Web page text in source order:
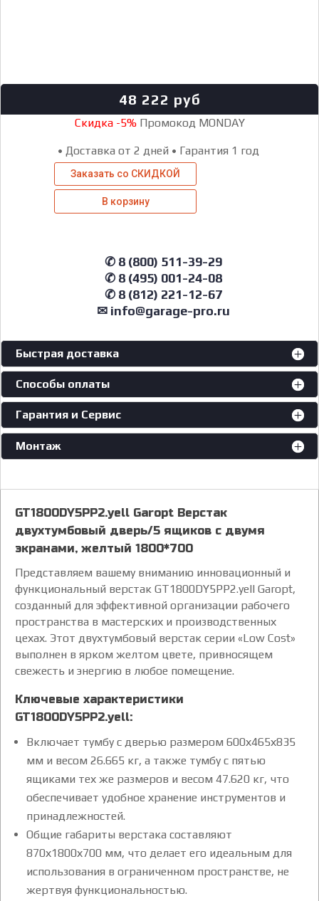
48 222 руб
Скидка -5%Промокод MONDAY
• Доставка от 2 дней • Гарантия 1 год
Заказать со СКИДКОЙ
В корзину
✆ 8 (800) 511-39-29
✆ 8 (495) 001-24-08
✆ 8 (812) 221-12-67
✉ info@garage-pro.ru
Быстрая доставка
Способы оплаты
Гарантия и Сервис
Монтаж
GT1800DY5PP2.yell Garopt Верстак
двухтумбовый дверь/5 ящиков с двумя
экранами, желтый 1800*700
Представляем вашему вниманию инновационный и
функциональный верстак GT1800DY5PP2.yell Garopt,
созданный для эффективной организации рабочего
пространства в мастерских и производственных
цехах. Этот двухтумбовый верстак серии «Low Cost»
выполнен в ярком желтом цвете, привносящем
свежесть и энергию в любое помещение.
Ключевые характеристики
GT1800DY5PP2.yell:
Включает тумбу с дверью размером 600х465х835
мм и весом 26.665 кг, а также тумбу с пятью
ящиками тех же размеров и весом 47.620 кг, что
обеспечивает удобное хранение инструментов и
принадлежностей.
Общие габариты верстака составляют
870х1800х700 мм, что делает его идеальным для
использования в ограниченном пространстве, не
жертвуя функциональностью.